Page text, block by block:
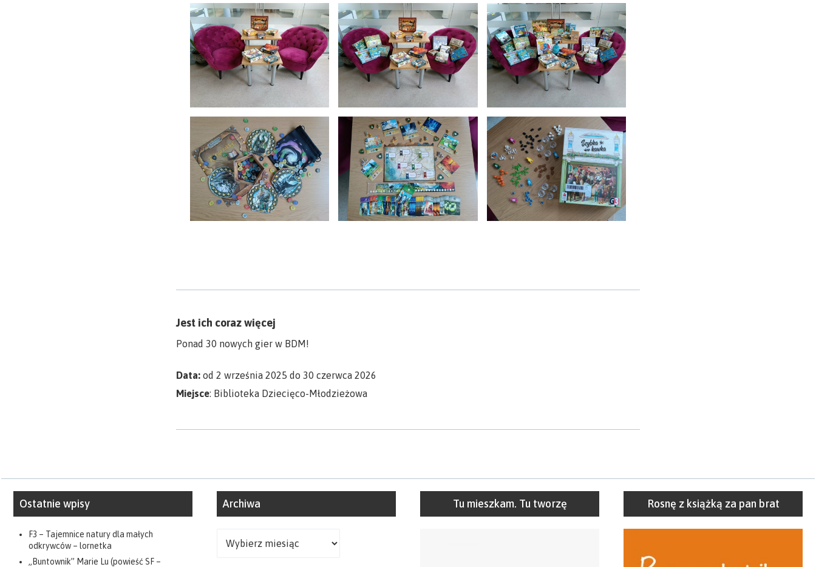
Jest ich coraz więcej
Ponad 30 nowych gier w BDM!
Data: od 2 września 2025 do 30 czerwca 2026
Miejsce: Biblioteka Dziecięco-Młodzieżowa
Ostatnie wpisy
F3 – Tajemnice natury dla małych
odkrywców – lornetka
„Buntownik” Marie Lu (powieść SF –
Archiwa Tu mieszkam. Tu tworzę Rosnę z książką za pan brat